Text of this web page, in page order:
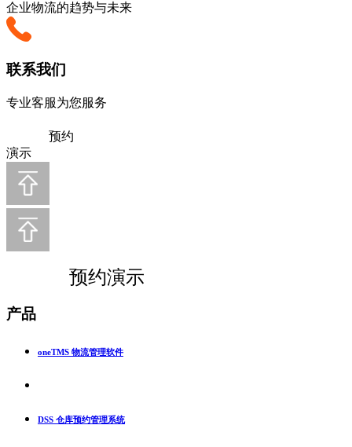
企业物流的趋势与未来
联系我们
专业客服为您服务
预约
演示
预约演示
产品
oneTMS 物流管理软件
DSS 仓库预约管理系统